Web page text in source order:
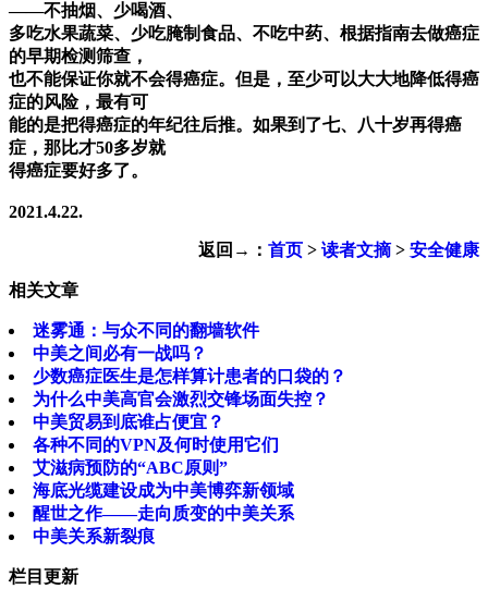
——不抽烟、少喝酒、
多吃水果蔬菜、少吃腌制食品、不吃中药、根据指南去做癌症
的早期检测筛查，
也不能保证你就不会得癌症。但是，至少可以大大地降低得癌
症的风险，最有可
能的是把得癌症的年纪往后推。如果到了七、八十岁再得癌
症，那比才50多岁就
得癌症要好多了。
2021.4.22.
返回→： 首页 > 读者文摘> 安全健康
相关文章
迷雾通：与众不同的翻墙软件
中美之间必有一战吗？
少数癌症医生是怎样算计患者的口袋的？
为什么中美高官会激烈交锋场面失控？
中美贸易到底谁占便宜？
各种不同的VPN及何时使用它们
艾滋病预防的“ABC原则”
海底光缆建设成为中美博弈新领域
醒世之作——走向质变的中美关系
中美关系新裂痕
栏目更新